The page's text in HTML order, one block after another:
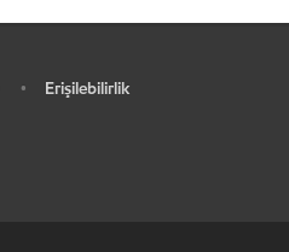
• Erişilebilirlik